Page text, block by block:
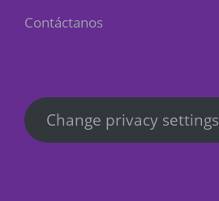
Contáctanos
Change privacy settings